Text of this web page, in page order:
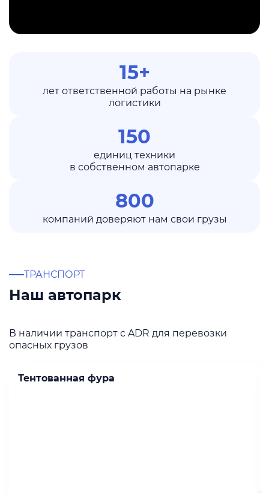
15+
лет ответственной работы на рынке
логистики
150
единиц техники
в собственном автопарке
800
компаний доверяют нам свои грузы
ТРАНСПОРТ
Наш автопарк
В наличии транспорт с ADR для перевозки
опасных грузов
Тентованная фура